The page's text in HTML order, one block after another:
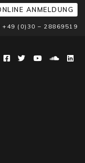
ANMELDUNG
+49 (0)30 – 28869519